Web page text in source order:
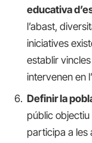
educativa
l’abast,
iniciatives
establir
intervenen en
Definir la
públic
participa a les